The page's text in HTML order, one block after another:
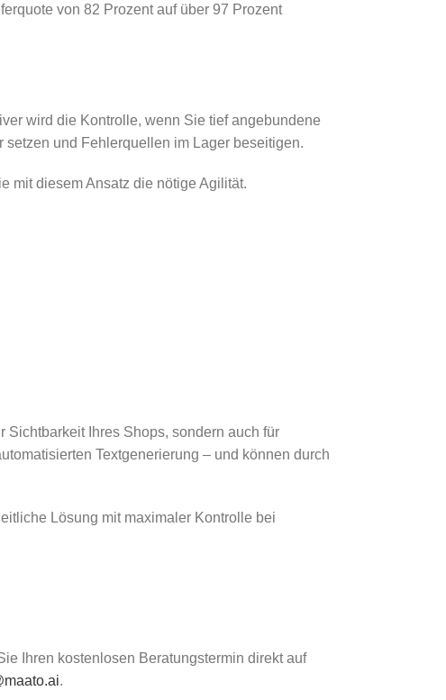
von 82 Prozent auf über 97 Prozent
wird die Kontrolle, wenn Sie tief angebundene
und Fehlerquellen im Lager beseitigen.
mit diesem Ansatz die nötige Agilität.
Sichtbarkeit Ihres Shops, sondern auch für
Textgenerierung – und können durch
Lösung mit maximaler Kontrolle bei
Ihren kostenlosen Beratungstermin direkt auf
.